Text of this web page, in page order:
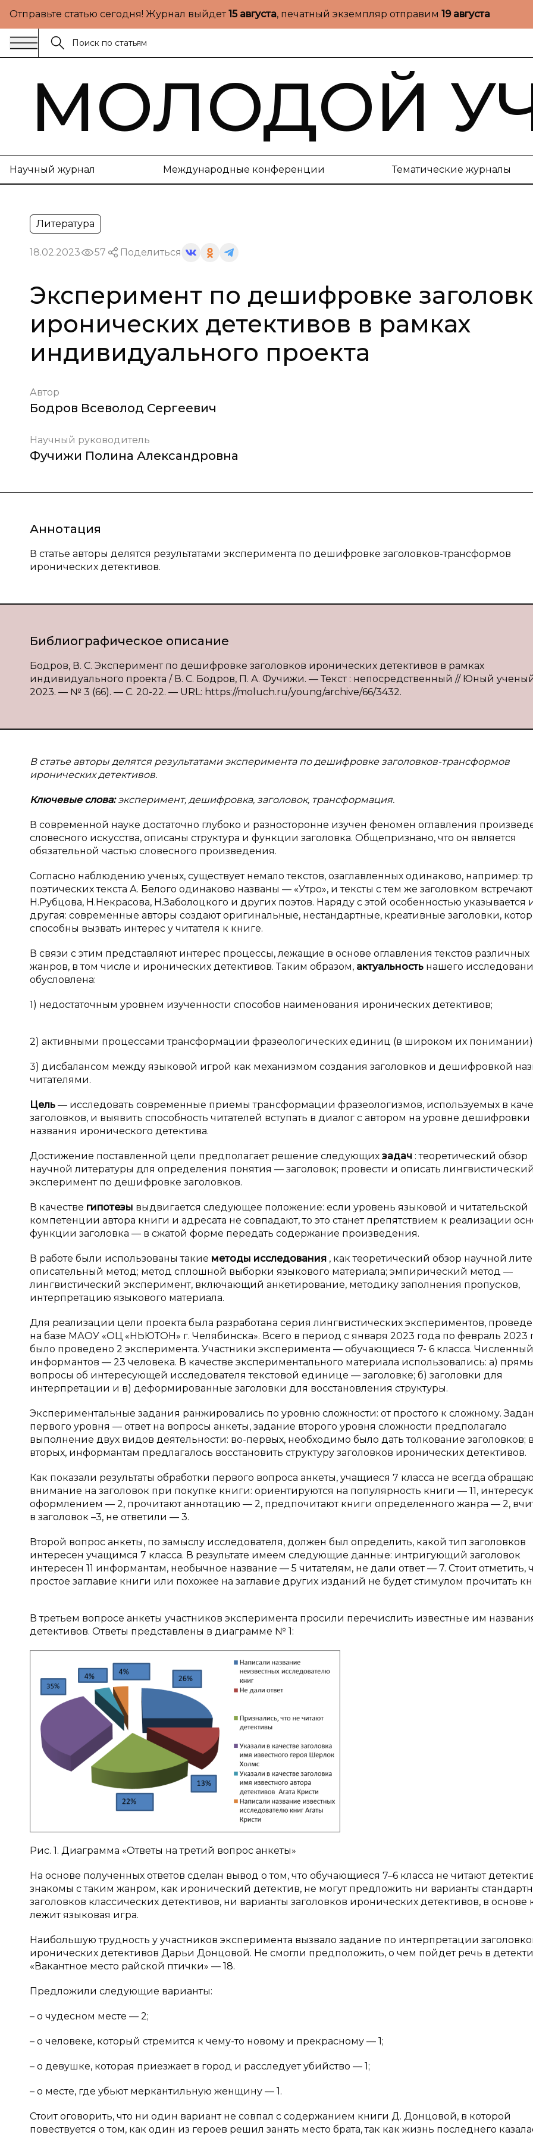
Отправьте статью сегодня! Журнал выйдет15 августа, печатный экземпляр отправим 19 августа
МОЛОДОЙ
Научный журнал Международные конференции Тематические журналы
Литература
18.02.2023 57 Поделиться
Эксперимент по дешифровке
иронических детективов в рамках
индивидуального проекта
Автор
Бодров Всеволод Сергеевич
Научный руководитель
Фучижи Полина Александровна
Аннотация
В статье авторы делятся результатами эксперимента по дешифровке заголовков-трансформов
иронических детективов.
Библиографическое описание
Бодров, В. С. Эксперимент по дешифровке заголовков иронических детективов в рамках
индивидуального проекта / В. С. Бодров, П. А. Фучижи. — Текст : непосредственный // Юный
2023. — № 3 (66). — С. 20-22. — URL: https://moluch.ru/young/archive/66/3432.
В статье авторы делятся результатами эксперимента по дешифровке заголовков-трансформов
иронических детективов.
Ключевые слова:эксперимент, дешифровка, заголовок, трансформация.
В современной науке достаточно глубоко и разносторонне изучен феномен оглавления
словесного искусства, описаны структура и функции заголовка. Общепризнано, что он является
обязательной частью словесного произведения.
Согласно наблюдению ученых, существует немало текстов, озаглавленных одинаково, например:
поэтических текста А. Белого одинаково названы — «Утро», и тексты с тем же заголовком
Н.Рубцова, Н.Некрасова, Н.Заболоцкого и других поэтов. Наряду с этой особенностью указывается
другая: современные авторы создают оригинальные, нестандартные, креативные заголовки,
способны вызвать интерес у читателя к книге.
В связи с этим представляют интерес процессы, лежащие в основе оглавления текстов различных
жанров, в том числе и иронических детективов. Таким образом, актуальность нашего
обусловлена:
1) недостаточным уровнем изученности способов наименования иронических детективов;
2) активными процессами трансформации фразеологических единиц (в широком их
3) дисбалансом между языковой игрой как механизмом создания заголовков и дешифровкой
читателями.
Цель — исследовать современные приемы трансформации фразеологизмов, используемых в
заголовков, и выявить способность читателей вступать в диалог с автором на уровне дешифровки
названия иронического детектива.
Достижение поставленной цели предполагает решение следующих задач : теоретический обзор
научной литературы для определения понятия — заголовок; провести и описать
эксперимент по дешифровке заголовков.
В качестве гипотезы выдвигается следующее положение: если уровень языковой и читательской
компетенции автора книги и адресата не совпадают, то это станет препятствием к реализации
функции заголовка — в сжатой форме передать содержание произведения.
В работе были использованы такие методы исследования , как теоретический обзор научной
описательный метод; метод сплошной выборки языкового материала; эмпирический метод —
лингвистический эксперимент, включающий анкетирование, методику заполнения пропусков,
интерпретацию языкового материала.
Для реализации цели проекта была разработана серия лингвистических экспериментов,
на базе МАОУ «ОЦ «НЬЮТОН» г. Челябинска». Всего в период с января 2023 года по февраль 2023
было проведено 2 эксперимента. Участники эксперимента — обучающиеся 7- 6 класса. Численный
информантов — 23 человека. В качестве экспериментального материала использовались: а)
вопросы об интересующей исследователя текстовой единице — заголовке; б) заголовки для
интерпретации и в) деформированные заголовки для восстановления структуры.
Экспериментальные задания ранжировались по уровню сложности: от простого к сложному.
первого уровня — ответ на вопросы анкеты, задание второго уровня сложности предполагало
выполнение двух видов деятельности: во-первых, необходимо было дать толкование заголовков;
вторых, информантам предлагалось восстановить структуру заголовков иронических детективов.
Как показали результаты обработки первого вопроса анкеты, учащиеся 7 класса не всегда
внимание на заголовок при покупке книги: ориентируются на популярность книги — 11,
оформлением — 2, прочитают аннотацию — 2, предпочитают книги определенного жанра — 2,
в заголовок –3, не ответили — 3.
Второй вопрос анкеты, по замыслу исследователя, должен был определить, какой тип заголовков
интересен учащимся 7 класса. В результате имеем следующие данные: интригующий заголовок
интересен 11 информантам, необычное название — 5 читателям, не дали ответ — 7. Стоит отметить,
простое заглавие книги или похожее на заглавие других изданий не будет стимулом прочитать
В третьем вопросе анкеты участников эксперимента просили перечислить известные им
детективов. Ответы представлены в диаграмме № 1:
Рис. 1. Диаграмма «Ответы на третий вопрос анкеты»
На основе полученных ответов сделан вывод о том, что обучающиеся 7–6 класса не читают
знакомы с таким жанром, как иронический детектив, не могут предложить ни варианты
заголовков классических детективов, ни варианты заголовков иронических детективов, в основе
лежит языковая игра.
Наибольшую трудность у участников эксперимента вызвало задание по интерпретации
иронических детективов Дарьи Донцовой. Не смогли предположить, о чем пойдет речь в
«Вакантное место райской птички» — 18.
Предложили следующие варианты:
– о чудесном месте — 2;
– о человеке, который стремится к чему-то новому и прекрасному — 1;
– о девушке, которая приезжает в город и расследует убийство — 1;
– о месте, где убьют меркантильную женщину — 1.
Стоит оговорить, что ни один вариант не совпал с содержанием книги Д. Донцовой, в которой
повествуется о том, как один из героев решил занять место брата, так как жизнь последнего